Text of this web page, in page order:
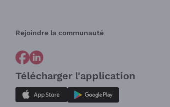
Rejoindre la communauté
Télécharger l'application